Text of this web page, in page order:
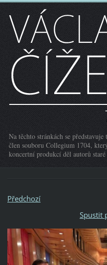
Na těchto stránkách se
člen souboru Collegium 1704,
koncertní produkcí děl autorů staré
Předchozí
Spustit